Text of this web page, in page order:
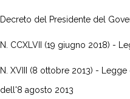
Decreto del Presidente del
N. CCXLVII (19 giugno 2018) -
N. XVIII (8 ottobre 2013) -
dell'8 agosto 2013